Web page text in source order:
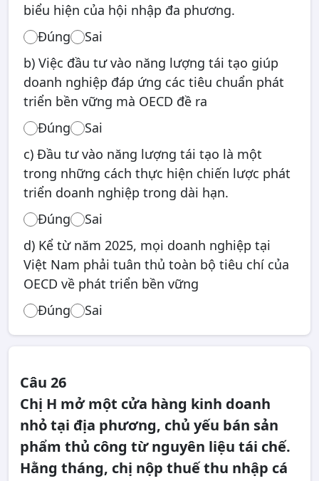
biểu hiện của hội nhập đa phương.
Đúng
Sai
b) Việc đầu tư vào năng lượng tái tạo giúp
doanh nghiệp đáp ứng các tiêu chuẩn phát
triển bền vững mà OECD đề ra
Đúng
Sai
c) Đầu tư vào năng lượng tái tạo là một
trong những cách thực hiện chiến lược phát
triển doanh nghiệp trong dài hạn.
Đúng
Sai
d) Kể từ năm 2025, mọi doanh nghiệp tại
Việt Nam phải tuân thủ toàn bộ tiêu chí của
OECD về phát triển bền vững
Đúng
Sai
Câu 26
Chị H mở một cửa hàng kinh doanh
nhỏ tại địa phương, chủ yếu bán sản
phẩm thủ công từ nguyên liệu tái chế.
Hằng tháng, chị nộp thuế thu nhập cá